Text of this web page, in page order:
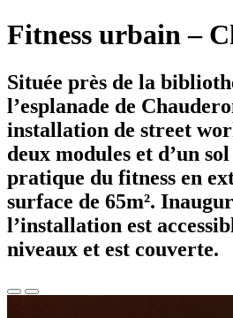
Fitness urbain –
Située près de la
l’esplanade de
installation de street
deux modules et d’un
pratique du fitness en
surface de 65m².
l’installation est
niveaux et est couverte.